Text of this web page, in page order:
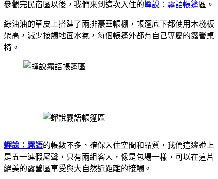
參觀完民宿區以後，我們來到這次入住的蟬說：霧語帳篷區。
綠油油的草皮上搭建了兩排豪華帳棚，帳篷底下都使用木棧板
架高，減少接觸地面水氣，每個帳篷外都有自己專屬的露營桌
椅。
蟬說：霧語的帳數不多，確保入住空間和品質，我們這邊碰上
是五一連假尾聲，只有兩組客人，像是包場一樣，可以在這片
絕美的露營區享受與大自然近距離的接觸。